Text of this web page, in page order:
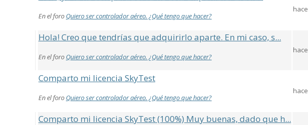
En el foro Quiero ser controlador aéreo. ¿Qué tengo que hacer?
Hola! Creo que tendrías que adquirirlo aparte. En mi caso, s...
En el foro Quiero ser controlador aéreo. ¿Qué tengo que hacer?
Comparto mi licencia SkyTest
En el foro Quiero ser controlador aéreo. ¿Qué tengo que hacer?
Comparto mi licencia SkyTest (100%) Muy buenas, dado que h...